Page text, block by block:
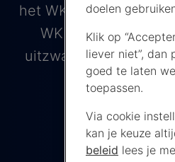
het WK 2026 tegen
WK en speelt in de
uitzwaaiwedstrijd
doelen
Klik op
liever niet”, dan
goed te laten
toepassen.
Via cookie
kan je keuze
beleid lees je